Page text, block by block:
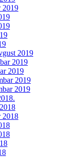
2019
2019
2019
2019
2019
2019
2018